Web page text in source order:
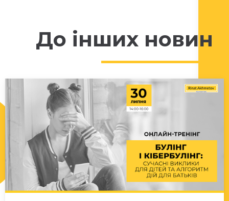
До інших новин